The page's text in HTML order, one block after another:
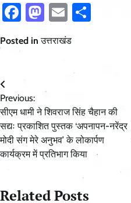
Facebook
Mastodon
Email
Posted inउत्तराखंड
Post
navigation
Previous:
सीएम धामी ने शिवराज सिंह चैहान की
सद्यः प्रकाशित पुस्तक ‘अपनापन-नरेंद्र
मोदी संग मेरे अनुभव’ के लोकार्पण
कार्यक्रम में प्रतिभाग किया
Related Posts